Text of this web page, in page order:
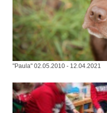
"Paula" 02.05.2010 - 12.04.2021